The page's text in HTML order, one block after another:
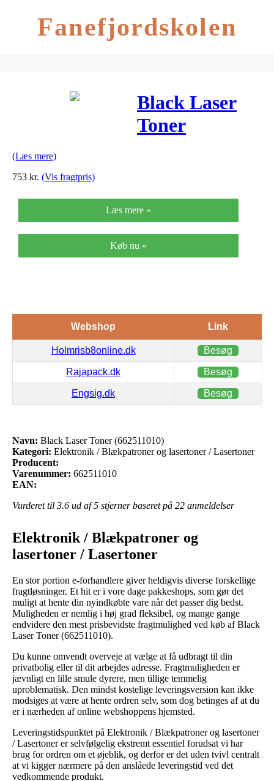
Fanefjordskolen
Black Laser
Toner
(Læs mere)
753 kr. (Vis fragtpris)
Læs mere »
Køb nu »
Webshop Link
Holmrisb8online.dk Besøg
Rajapack.dk Besøg
Engsig.dk Besøg
Navn: Black Laser Toner (662511010)
Kategori: Elektronik / Blækpatroner og lasertoner / Lasertoner
Producent:
Varenummer: 662511010
EAN:
Vurderet til 3.6 ud af 5 stjerner baseret på 22 anmeldelser
Elektronik / Blækpatroner og
lasertoner / Lasertoner
En stor portion e-forhandlere giver heldigvis diverse forskellige
fragtløsninger. Et hit er i vore dage pakkeshops, som gør det
muligt at hente din nyindkøbte vare når det passer dig bedst.
Muligheden er nemlig i høj grad fleksibel, og mange gange
endvidere den mest prisbevidste fragtmulighed ved køb af Black
Laser Toner (662511010).
Du kunne omvendt overveje at vælge at få udbragt til din
privatbolig eller til dit arbejdes adresse. Fragtmuligheden er
jævnligt en lille smule dyrere, men tillige temmelig
uproblematisk. Den mindst kostelige leveringsversion kan ikke
modsiges at være at hente ordren selv, som dog betinges af at du
er i nærheden af online webshoppens hjemsted.
Leveringstidspunktet på Elektronik / Blækpatroner og lasertoner
/ Lasertoner er selvfølgelig ekstremt essentiel forudsat vi har
brug for ordren om et øjeblik, og derfor er det uden tvivl centralt
at vi kigger nærmere på den anslåede leveringstid ved det
vedkommende produkt.